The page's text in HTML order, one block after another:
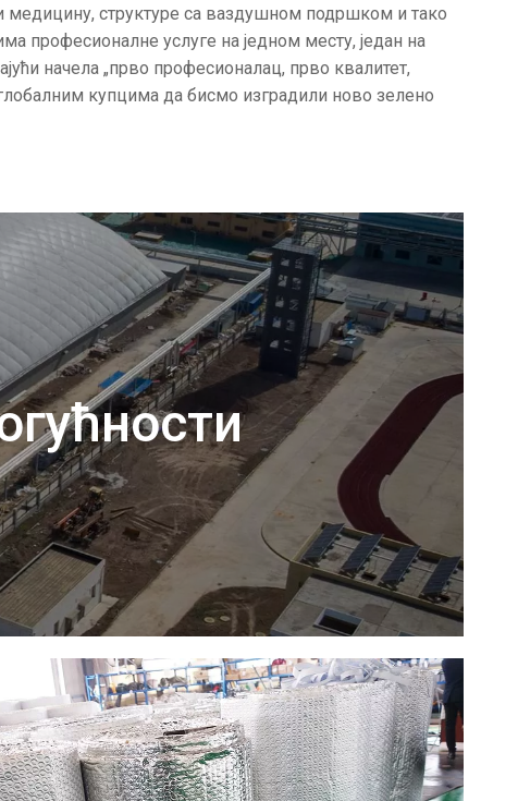
медицину, структуре са ваздушном подршком и тако
професионалне услуге на једном месту, један на
начела „прво професионалац, прво квалитет,
купцима да бисмо изградили ново зелено